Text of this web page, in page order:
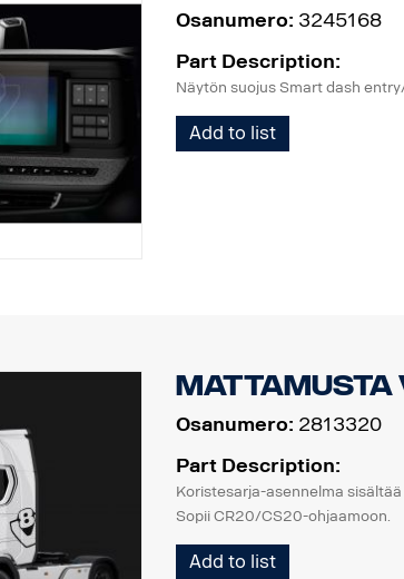
Osanumero: 3245168
Part Description:
Näytön suojus Smart dash
Add to list
Mattamusta
Osanumero: 2813320
Part Description:
Koristesarja-asennelma
Sopii CR20/CS20-ohjaamoon.
Add to list